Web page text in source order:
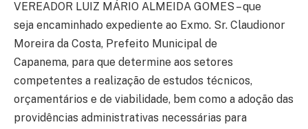
VEREADOR LUIZ MÁRIO ALMEIDA GOMES – que
seja encaminhado expediente ao Exmo. Sr. Claudionor
Moreira da Costa, Prefeito Municipal de
Capanema, para que determine aos setores
competentes a realização de estudos técnicos,
orçamentários e de viabilidade, bem como a adoção das
providências administrativas necessárias para